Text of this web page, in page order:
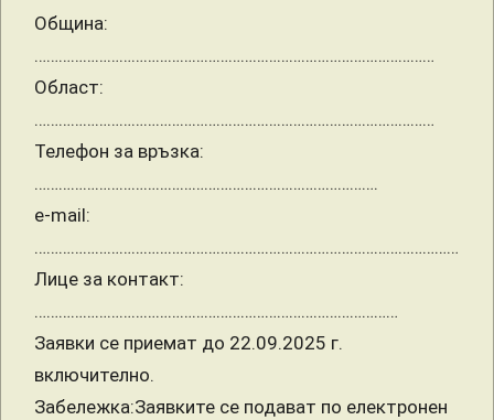
Община:
………………………………………………………………………………………
Област:
………………………………………………………………………………………
Телефон за връзка:
………………………………………………………………………….
e-mail:
……………………………………………………………………………………………
Лице за контакт:
………………………………………………………………………………
Заявки се приемат до 22.09.2025 г.
включително.
Забележка:Заявките се подават по електронен